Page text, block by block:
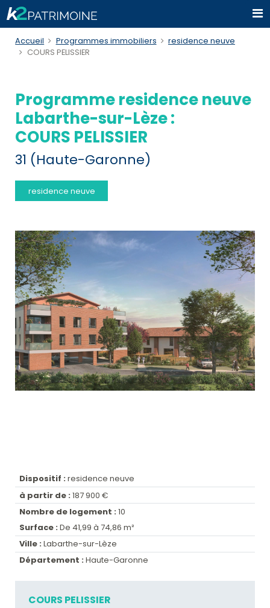
Accueil Programmes immobiliers
residence neuve
COURS PELISSIER
Programme residence neuve
Labarthe-sur-Lèze :
COURS PELISSIER
31 (Haute-Garonne)
residence neuve
Dispositif : residence neuve
à partir de : 187 900 €
Nombre de logement : 10
Surface : De 41,99 à 74,86 m²
Ville : Labarthe-sur-Lèze
Département : Haute-Garonne
COURS PELISSIER